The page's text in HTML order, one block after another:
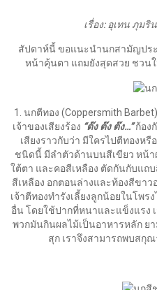
เรื่อง: อุเทน ภุมริ
สัปดาห์นี้ ขอแนะนำนกสามัญปร
หน้าคุ้นตา แถมยังสุดสวย ชวนใ
1. นกตีทอง (Coppersmith Barbet)
เจ้าของเสียงร้อง “ต๊ง ต๊ง ต๊ง…”ก้อง
เสียงราวกับว่า มีใครไปตีทองหรื
ชนิดนี้ มีลำตัวด้านบนสีเขียว หน้
ใต้ตา และคอสีเหลือง ตัดกันกับแถ
สีเหลือง อกตอนล่างและท้องสีขา
เจ้าตีทองทำรังเลี้ยงลูกน้อยในโพ
อื่น โดยใช้ปากที่หนาและแข็งแรง
พวกมันกินผลไม้เป็นอาหารหลัก ย
สุก เราจึงสามารถพบสกุ